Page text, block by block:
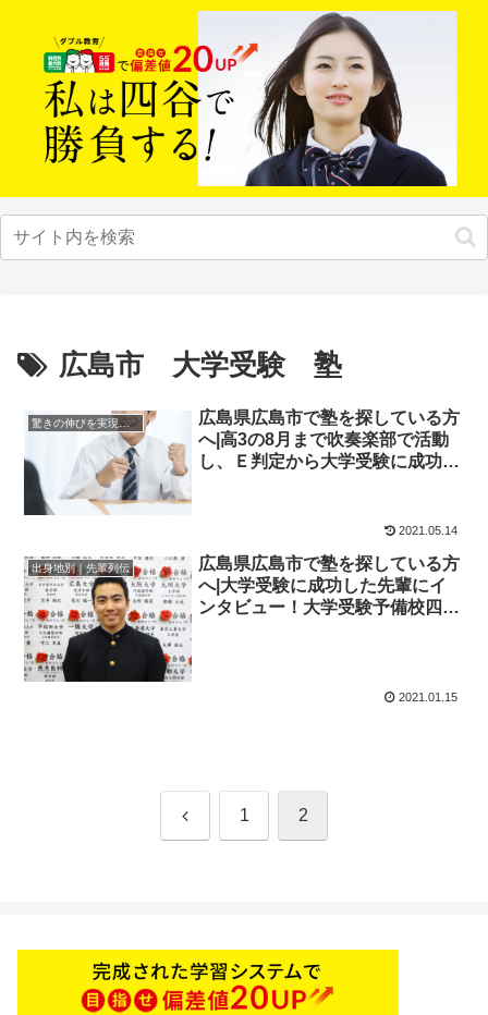
広島市 大学受験 塾
驚きの伸びを実現｜先輩列伝
広島県広島市で塾を探している方
へ|高3の8月まで吹奏楽部で活動
し、Ｅ判定から大学受験に成功し
2021.05.14
出身地別｜先輩列伝
広島県広島市で塾を探している方
へ|大学受験に成功した先輩にイ
ンタビュー！大学受験予備校四谷
2021.01.15
前 1 2